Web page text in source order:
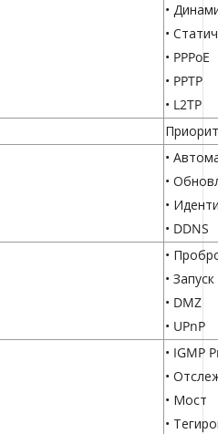
•
•
• PPPoE
• PPTP
• L2TP
•
•
•
• DDNS
•
•
• DMZ
• UPnP
• IGMP
•
• Мост
•